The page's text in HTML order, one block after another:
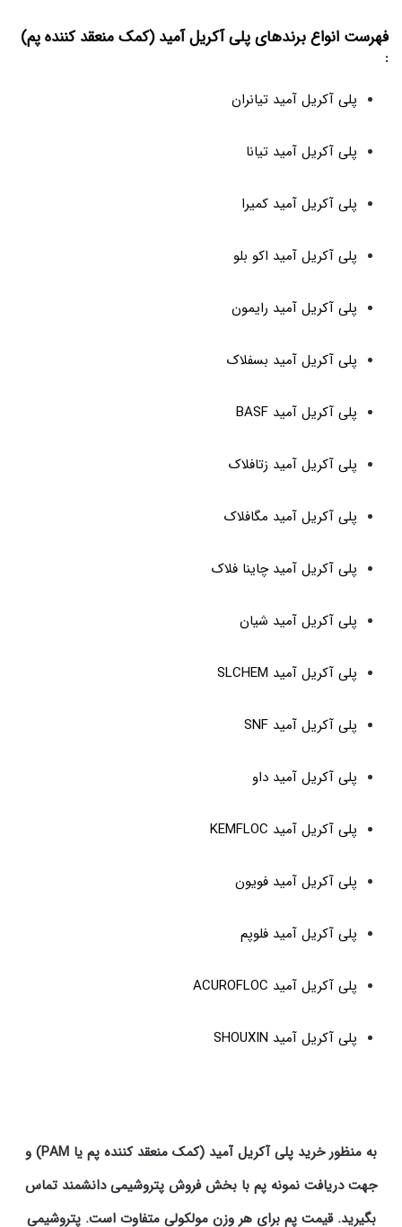
فهرست انواع برندهای پلی آکریل آمید (کمک منعقد کننده پم)
:
پلی آکریل آمید تیانران
پلی آکریل آمید تیانا
پلی آکریل آمید کمیرا
پلی آکریل آمید اکو بلو
پلی آکریل آمید رایمون
پلی آکریل آمید بسفلاک
پلی آکریل آمید BASF
پلی آکریل آمید زتافلاک
پلی آکریل آمید مگافلاک
پلی آکریل آمید چاینا فلاک
پلی آکریل آمید شیان
پلی آکریل آمید SLCHEM
پلی آکریل آمید SNF
پلی آکریل آمید داو
پلی آکریل آمید KEMFLOC
پلی آکریل آمید فویون
پلی آکریل آمید فلوپم
پلی آکریل آمید ACUROFLOC
پلی آکریل آمید SHOUXIN
به منظور خرید پلی آکریل آمید (کمک منعقد کننده پم یا PAM) و
جهت دریافت نمونه پم با بخش فروش پتروشیمی دانشمند تماس
بگیرید. قیمت پم برای هر وزن مولکولی متفاوت است. پتروشیمی